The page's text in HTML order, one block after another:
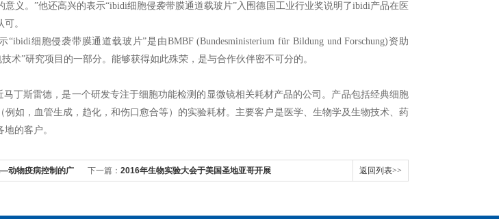
义。”他还高兴的表示“ibidi细胞侵袭带膜通道载玻片”入围德国工业行业奖说明了ibidi产品在医
。
“ibidi细胞侵袭带膜通道载玻片”是由BMBF (Bundesministerium für Bildung und Forschung)资助
术”研究项目的一部分。能够获得如此殊荣，是与合作伙伴密不可分的。
丁斯雷德，是一个研发专注于细胞功能检测的显微镜相关耗材产品的公司。产品包括经典细胞
例如，血管生成，趋化，和伤口愈合等）的实验耗材。主要客户是医学、生物学及生物技术、药
的客户。
动物疫病控制的广 下一篇： 2016年生物实验大会于美国圣地亚哥开展 返回列表>>